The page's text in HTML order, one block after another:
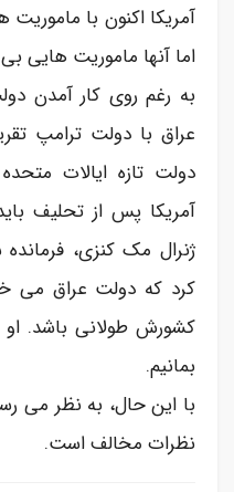
آمریکا اکنون با
اما آنها ماموریت هایی
به رغم روی کار آمدن
عراق با دولت ترامپ
دولت تازه ایالات
آمریکا پس از تحلیف
ژنرال مک کنزی، فرمانده
کرد که دولت عراق می
کشورش طولانی باشد.
بمانیم.
با این حال، به نظر می
نظرات مخالف است.